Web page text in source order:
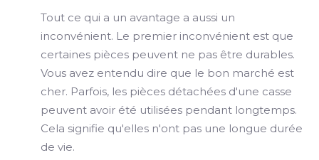
Tout ce qui a un avantage a aussi un
inconvénient. Le premier inconvénient est que
certaines pièces peuvent ne pas être durables.
Vous avez entendu dire que le bon marché est
cher. Parfois, les pièces détachées d'une casse
peuvent avoir été utilisées pendant longtemps.
Cela signifie qu'elles n'ont pas une longue durée
de vie.